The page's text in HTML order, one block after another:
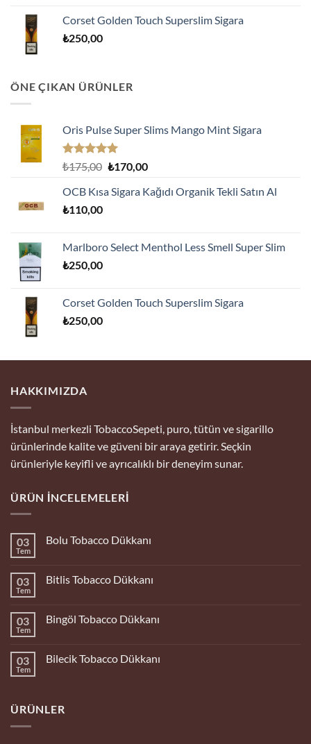
Corset Golden Touch Superslim Sigara
₺250,00
ÖNE ÇIKAN ÜRÜNLER
Oris Pulse Super Slims Mango Mint Sigara
5 üzerinden
oy
aldı
₺175,00 Orijinal
₺175,00.
₺170,00Şu
fiyat:
OCB Kısa Sigara Kağıdı Organik Tekli Satın Al
₺110,00
Marlboro Select Menthol Less Smell Super Slim
₺250,00
Corset Golden Touch Superslim Sigara
₺250,00
HAKKIMIZDA
İstanbul merkezli TobaccoSepeti, puro, tütün ve sigarillo
ürünlerinde kalite ve güveni bir araya getirir. Seçkin
ürünleriyle keyifli ve ayrıcalıklı bir deneyim sunar.
ÜRÜN İNCELEMELERI
03
Tem
Bolu Tobacco Dükkanı
Tobacco
03
Tem
Bitlis Tobacco Dükkanı
Tobacco
03
Tem
Bingöl Tobacco Dükkanı
Tobacco
03
Tem
Bilecik Tobacco Dükkanı
Dükkanı
ÜRÜNLER